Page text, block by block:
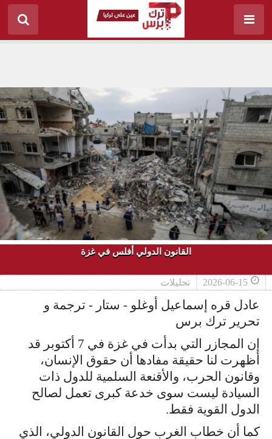
القانون الدولي أفلس في غزة
2026-06-15 تحليلات
عادل قره إسماعيل أوغلو - ستار - ترجمة و
تحرير ترك برس
إن المجازر التي بدأت في غزة في 7 أكتوبر قد
أظهرت لنا حقيقة مفادها أن حقوق الإنسان،
وقانون الحرب، والأقنعة السلمية للدول ذات
السيادة ليست سوى خدعة كبرى تعمل لصالح
الدول القوية فقط.
كما أن خطاب الغرب حول القانون الدولي، الذي